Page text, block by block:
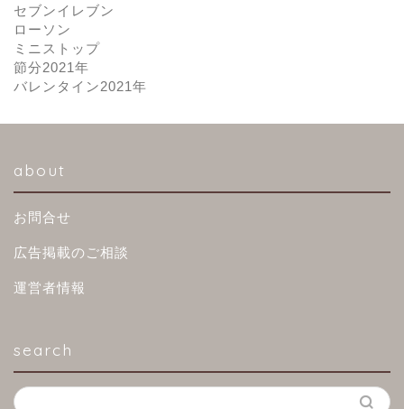
セブンイレブン
ローソン
ミニストップ
節分2021年
バレンタイン2021年
about
お問合せ
広告掲載のご相談
運営者情報
search